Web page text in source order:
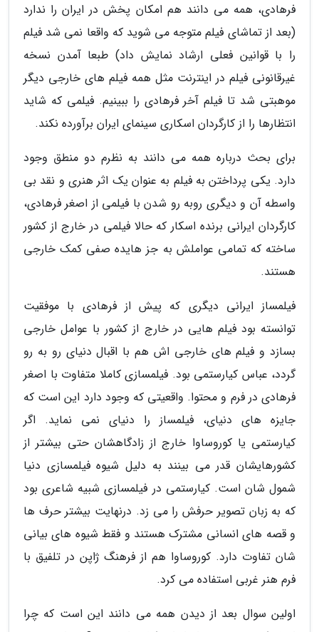
فرهادی، همه می دانند هم امکان پخش در ایران را ندارد
(بعد از تماشای فیلم متوجه می شوید که واقعا نمی شد فیلم
را با قوانین فعلی ارشاد نمایش داد) طبعا آمدن نسخه
غیرقانونی فیلم در اینترنت مثل همه فیلم های خارجی دیگر
موهبتی شد تا فیلم آخر فرهادی را ببینیم. فیلمی که شاید
انتظارها را از کارگردان اسکاری سینمای ایران برآورده نکند.
برای بحث درباره همه می دانند به نظرم دو منطق وجود
دارد. یکی پرداختن به فیلم به عنوان یک اثر هنری و نقد بی
واسطه آن و دیگری روبه رو شدن با فیلمی از اصغر فرهادی،
کارگردان ایرانی برنده اسکار که حالا فیلمی در خارج از کشور
ساخته که تمامی عواملش به جز هایده صفی کمک خارجی
هستند.
فیلمساز ایرانی دیگری که پیش از فرهادی با موفقیت
توانسته بود فیلم هایی در خارج از کشور با عوامل خارجی
بسازد و فیلم های خارجی اش هم با اقبال دنیای رو به رو
گردد، عباس کیارستمی بود. فیلمسازی کاملا متفاوت با اصغر
فرهادی در فرم و محتوا. واقعیتی که وجود دارد این است که
جایزه های دنیای، فیلمساز را دنیای نمی نماید. اگر
کیارستمی یا کوروساوا خارج از زادگاهشان حتی بیشتر از
کشورهایشان قدر می بینند به دلیل شیوه فیلمسازی دنیا
شمول شان است. کیارستمی در فیلمسازی شبیه شاعری بود
که به زبان تصویر حرفش را می زد. درنهایت بیشتر حرف ها
و قصه های انسانی مشترک هستند و فقط شیوه های بیانی
شان تفاوت دارد. کوروساوا هم از فرهنگ ژاپن در تلفیق با
فرم هنر غربی استفاده می کرد.
اولین سوال بعد از دیدن همه می دانند این است که چرا